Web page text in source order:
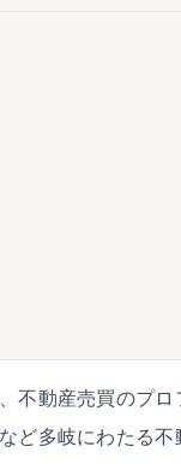
不動産売買のプロ
ど多岐にわたる不